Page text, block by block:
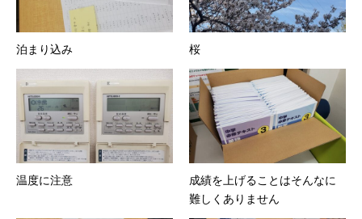
泊まり込み 桜
温度に注意
成績を上げることはそんなに
難しくありません